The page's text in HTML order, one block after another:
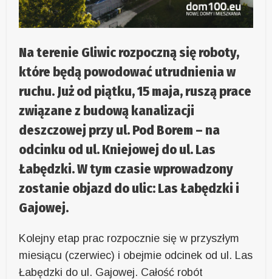
Na terenie Gliwic rozpoczną się roboty,
które będą powodować utrudnienia w
ruchu. Już od piątku, 15 maja, ruszą prace
związane z budową kanalizacji
deszczowej przy ul. Pod Borem – na
odcinku od ul. Kniejowej do ul. Las
Łabędzki. W tym czasie wprowadzony
zostanie objazd do ulic: Las Łabędzki i
Gajowej.
Kolejny etap prac rozpocznie się w przyszłym
miesiącu (czerwiec) i obejmie odcinek od ul. Las
Łabędzki do ul. Gajowej. Całość robót